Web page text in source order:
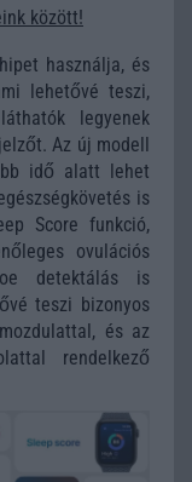
között!
használja, és
lehetővé teszi,
legyenek
Az új modell
idő alatt lehet
is
Score funkció,
ovulációs
detektálás is
teszi bizonyos
és az
rendelkező